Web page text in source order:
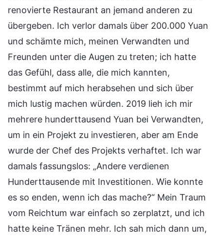
renovierte Restaurant an jemand anderen zu
übergeben. Ich verlor damals über 200.000 Yuan
und schämte mich, meinen Verwandten und
Freunden unter die Augen zu treten; ich hatte
das Gefühl, dass alle, die mich kannten,
bestimmt auf mich herabsehen und sich über
mich lustig machen würden. 2019 lieh ich mir
mehrere hunderttausend Yuan bei Verwandten,
um in ein Projekt zu investieren, aber am Ende
wurde der Chef des Projekts verhaftet. Ich war
damals fassungslos: „Andere verdienen
Hunderttausende mit Investitionen. Wie konnte
es so enden, wenn ich das mache?“ Mein Traum
vom Reichtum war einfach so zerplatzt, und ich
hatte keine Tränen mehr. Ich sah mich dann um,